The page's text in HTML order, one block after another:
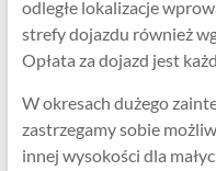
odległe lokalizacje
strefy dojazdu również
Opłata za dojazd jest
W okresach dużego
zastrzegamy sobie
innej wysokości dla